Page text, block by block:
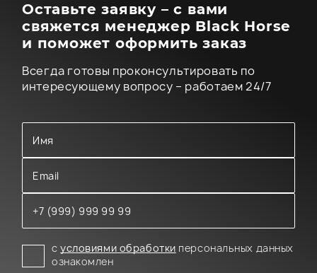
Оставьте заявку – с вами
свяжется менеджер Black Horse
и поможет оформить заказ
Всегда готовы проконсультировать по
интересующему вопросу – работаем 24/7
сусловиями обработки персональных данных
ознакомлен